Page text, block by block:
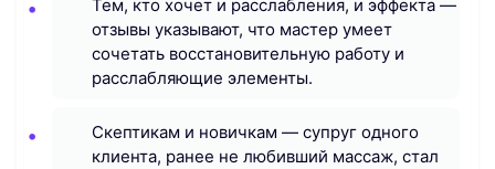
Тем, кто хочет и расслабления, и эффекта —
отзывы указывают, что мастер умеет
сочетать восстановительную работу и
расслабляющие элементы.
Скептикам и новичкам — супруг одного
клиента, ранее не любивший массаж, стал